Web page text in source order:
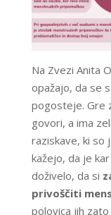
Na Zvezi Anita
opažajo, da se
pogosteje. Gre
govori, a ima
raziskave, ki so
kažejo, da je kar
doživelo, da si
privoščiti
polovica jih